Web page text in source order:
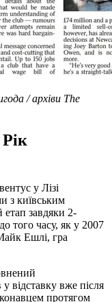
/ архіви The
у Лізі
з київським
завдяки 2-
того часу, як у 2007
Ешлі, гра
відставку вже після
протягом